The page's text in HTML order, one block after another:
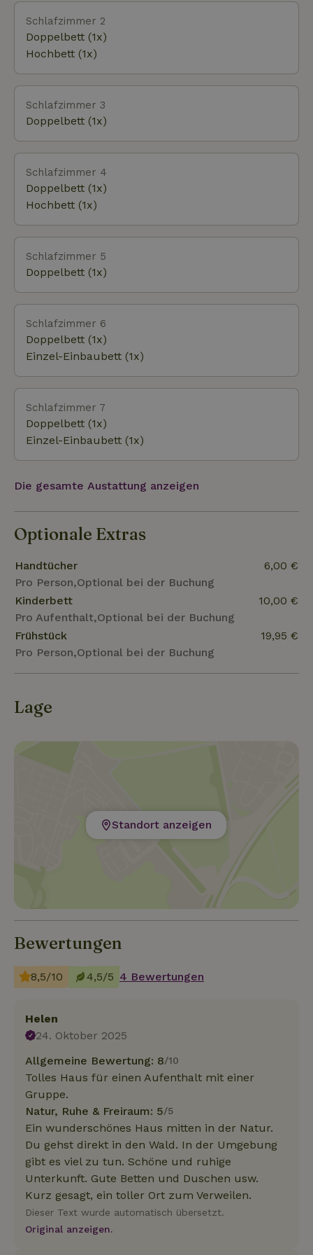
Zeemuseum oder das Drents Museum. Es gibt ein
Freibad in Appelscha und Hallenbäder in
Oosterwolde und Smilde. Tennisplätze, ein
Fahrradverleih und Reitställe sind zu Fuß zu
erreichen. Den besten frischen Gea-Apfelkuchen,
ein leckeres Mittag- oder Abendessen gibt es im
Restaurant De Bosberg.
Schlafzimmer 2
Doppelbett (1x)
Hochbett (1x)
Schlafzimmer 3
Doppelbett (1x)
Schlafzimmer 4
Doppelbett (1x)
Hochbett (1x)
Schlafzimmer 5
Doppelbett (1x)
Schlafzimmer 6
Doppelbett (1x)
Einzel-Einbaubett (1x)
Schlafzimmer 7
Doppelbett (1x)
Einzel-Einbaubett (1x)
Die gesamte Austattung anzeigen
Optionale Extras
Handtücher
Pro Person,Optional bei der Buchung
6,00 €
Kinderbett
Pro Aufenthalt,Optional bei der Buchung
10,00 €
Frühstück
Pro Person,Optional bei der Buchung
19,95 €
Lage
Standort anzeigen
Bewertungen
8,5/10 4,5/5 4 Bewertungen
Helen
24. Oktober 2025
Allgemeine Bewertung: 8/10
Tolles Haus für einen Aufenthalt mit einer
Gruppe.
Natur, Ruhe & Freiraum: 5/5
Ein wunderschönes Haus mitten in der Natur.
Du gehst direkt in den Wald. In der Umgebung
gibt es viel zu tun. Schöne und ruhige
Unterkunft. Gute Betten und Duschen usw.
Kurz gesagt, ein toller Ort zum Verweilen.
Dieser Text wurde automatisch übersetzt.
Original anzeigen.